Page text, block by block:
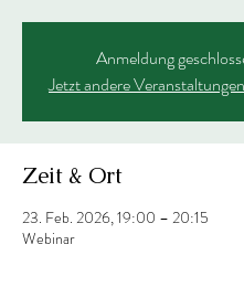
Anmeldung
Jetzt andere
Zeit & Ort
23. Feb. 2026, 19:00 – 20:15
Webinar